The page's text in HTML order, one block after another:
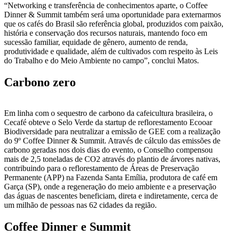
“Networking e transferência de conhecimentos aparte, o Coffee
Dinner & Summit também será uma oportunidade para externarmos
que os cafés do Brasil são referência global, produzidos com paixão,
história e conservação dos recursos naturais, mantendo foco em
sucessão familiar, equidade de gênero, aumento de renda,
produtividade e qualidade, além de cultivados com respeito às Leis
do Trabalho e do Meio Ambiente no campo”, conclui Matos.
Carbono zero
Em linha com o sequestro de carbono da cafeicultura brasileira, o
Cecafé obteve o Selo Verde da startup de reflorestamento Ecooar
Biodiversidade para neutralizar a emissão de GEE com a realização
do 9º Coffee Dinner & Summit. Através de cálculo das emissões de
carbono geradas nos dois dias do evento, o Conselho compensou
mais de 2,5 toneladas de CO2 através do plantio de árvores nativas,
contribuindo para o reflorestamento de Áreas de Preservação
Permanente (APP) na Fazenda Santa Emília, produtora de café em
Garça (SP), onde a regeneração do meio ambiente e a preservação
das águas de nascentes beneficiam, direta e indiretamente, cerca de
um milhão de pessoas nas 62 cidades da região.
Coffee Dinner e Summit